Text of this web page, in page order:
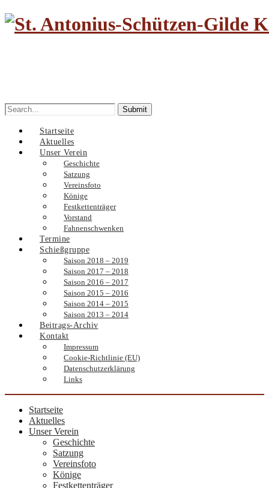
Search
for:
Startseite
Aktuelles
Unser Verein
Geschichte
Satzung
Vereinsfoto
Könige
Festkettenträger
Vorstand
Fahnenschwenken
Termine
Schießgruppe
Saison 2018 – 2019
Saison 2017 – 2018
Saison 2016 – 2017
Saison 2015 – 2016
Saison 2014 – 2015
Saison 2013 – 2014
Beitrags-Archiv
Kontakt
Impressum
Cookie-Richtlinie (EU)
Datenschutzerklärung
Links
Startseite
Aktuelles
Unser Verein
Geschichte
Satzung
Vereinsfoto
Könige
Festkettenträger